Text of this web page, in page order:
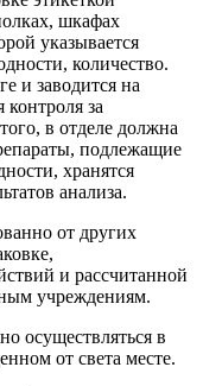
шкафах
указывается
количество.
и заводится на
за
в отделе должна
подлежащие
хранятся
анализа.
от других
и рассчитанной
учреждениям.
осуществляться в
от света месте.